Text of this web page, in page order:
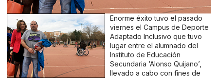
Enorme éxito tuvo el pasado
viernes el Campus de Deporte
Adaptado Inclusivo que tuvo
lugar entre el alumnado del
Instituto de Educación
Secundaria ‘Alonso Quijano’,
llevado a cabo con fines de